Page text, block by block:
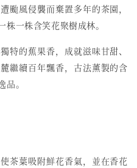
颱風侵襲而棄置多年的茶園，
一株含笑花聚樹成林。
特的蕉果香，成就滋味甘甜、
繼續百年飄香，古法薰製的含
。
茶葉吸附鮮花香氣，並在香花